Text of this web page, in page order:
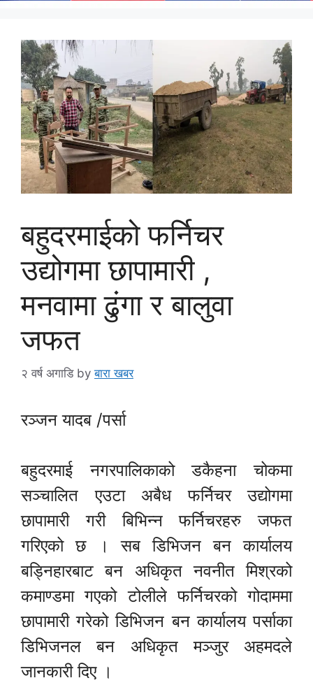
बहुदरमाईको फर्निचर
उद्योगमा छापामारी ,
मनवामा ढुंगा र बालुवा
जफत
२ वर्ष अगाडि byबारा खबर
रञ्जन यादब /पर्सा
बहुदरमाई नगरपालिकाको डकैहना चोकमा
सञ्चालित एउटा अबैध फर्निचर उद्योगमा
छापामारी गरी बिभिन्न फर्निचरहरु जफत
गरिएको छ । सब डिभिजन बन कार्यालय
बड्निहारबाट बन अधिकृत नवनीत मिश्रको
कमाण्डमा गएको टोलीले फर्निचरको गोदाममा
छापामारी गरेको डिभिजन बन कार्यालय पर्साका
डिभिजनल बन अधिकृत मञ्जुर अहमदले
जानकारी दिए ।